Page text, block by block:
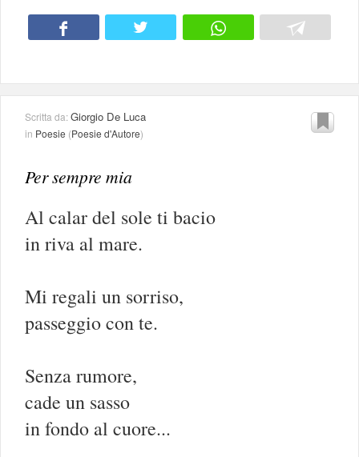
Scritta da:Giorgio De Luca
in Poesie (Poesie d'Autore)
Per sempre mia
Al calar del sole ti bacio
in riva al mare.
Mi regali un sorriso,
passeggio con te.
Senza rumore,
cade un sasso
in fondo al cuore...